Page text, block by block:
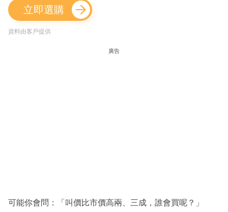
立即選購
資料由客戶提供
廣告
可能你會問：「叫價比市價高兩、三成，誰會買呢？」